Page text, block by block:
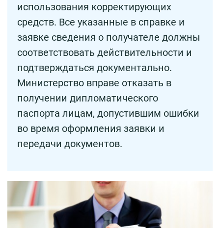
использования корректирующих
средств. Все указанные в справке и
заявке сведения о получателе должны
соответствовать действительности и
подтверждаться документально.
Министерство вправе отказать в
получении дипломатического
паспорта лицам, допустившим ошибки
во время оформления заявки и
передачи документов.